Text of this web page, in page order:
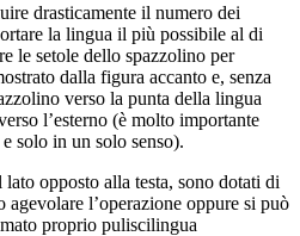
drasticamente il numero dei
la lingua il più possibile al di
le setole dello spazzolino per
dalla figura accanto e, senza
verso la punta della lingua
l’esterno (è molto importante
solo in un solo senso).
opposto alla testa, sono dotati di
agevolare l’operazione oppure si può
proprio puliscilingua